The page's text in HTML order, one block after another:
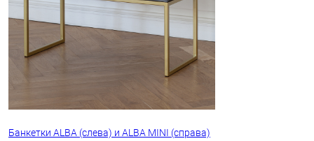
Банкетки ALBA (слева) и ALBA MINI (справа)